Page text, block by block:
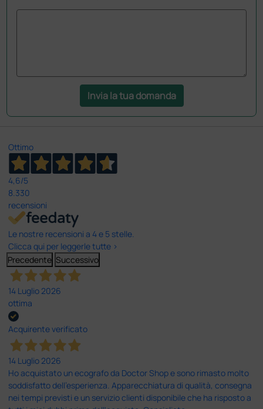
Invia la tua domanda
Ottimo
4,6/5
8.330
recensioni
Le nostre recensioni a 4 e 5 stelle.
Clicca qui per leggerle tutte >
Precedente Successivo
14 Luglio 2026
ottima
Acquirente verificato
14 Luglio 2026
Ho acquistato un ecografo da Doctor Shop e sono rimasto molto
soddisfatto dell'esperienza. Apparecchiatura di qualità, consegna
nei tempi previsti e un servizio clienti disponibile che ha risposto a